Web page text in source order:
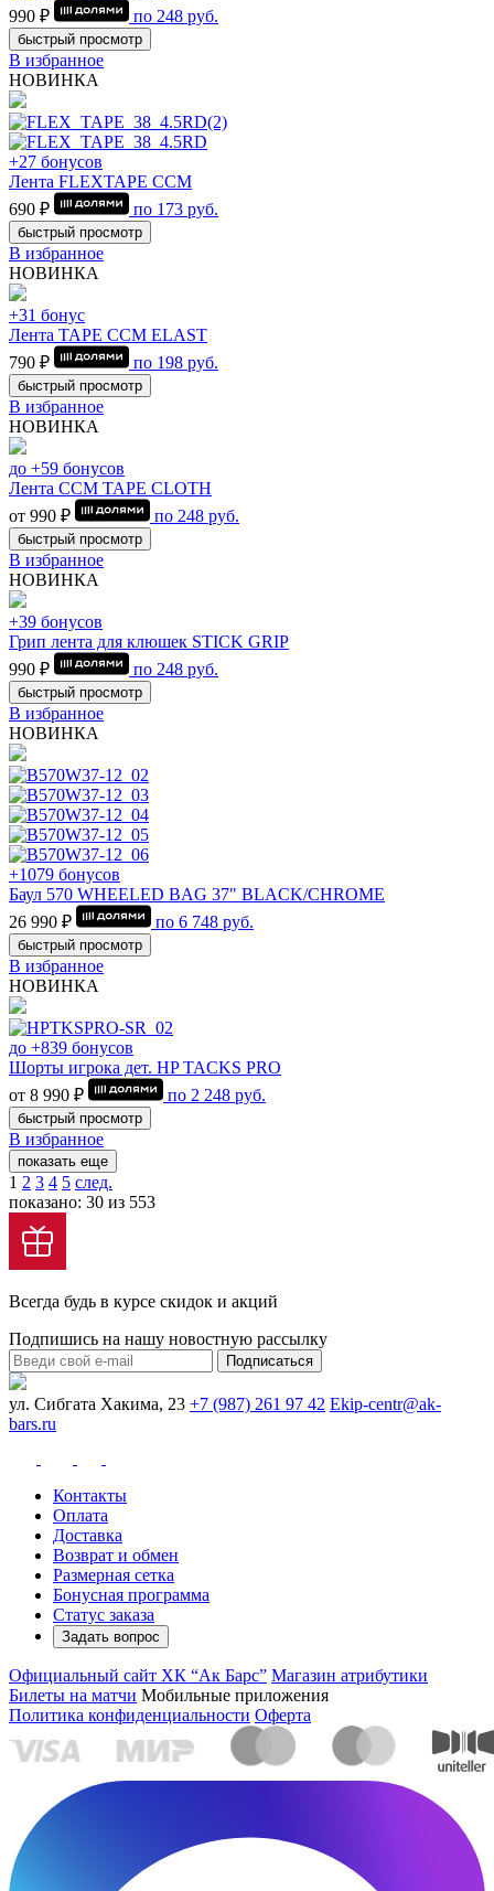
990 ₽
по 248 руб.
быстрый просмотр
В избранное
НОВИНКА
+27 бонусов
Лента FLEXTAPE CCM
690 ₽
по 173 руб.
быстрый просмотр
В избранное
НОВИНКА
+31 бонус
Лента TAPE CCM ELAST
790 ₽
по 198 руб.
быстрый просмотр
В избранное
НОВИНКА
до +59 бонусов
Лента CCM TAPE CLOTH
от 990 ₽
по 248 руб.
быстрый просмотр
В избранное
НОВИНКА
+39 бонусов
Грип лента для клюшек STICK GRIP
990 ₽
по 248 руб.
быстрый просмотр
В избранное
НОВИНКА
+1079 бонусов
Баул 570 WHEELED BAG 37" BLACK/CHROME
26 990 ₽
по 6 748 руб.
быстрый просмотр
В избранное
НОВИНКА
до +839 бонусов
Шорты игрока дет. HP TACKS PRO
от 8 990 ₽
по 2 248 руб.
быстрый просмотр
В избранное
показать еще
1 2 3 4 5 след.
показано: 30 из 553
Всегда будь в курсе скидок и акций
Подпишись на нашу новостную рассылку
Подписаться
ул. Сибгата Хакима, 23 +7 (987) 261 97 42 Ekip-centr@ak-
bars.ru
Контакты
Оплата
Доставка
Возврат и обмен
Размерная сетка
Бонусная программа
Статус заказа
Задать вопрос
Официальный сайт ХК “Ак Барс” Магазин атрибутики
Билеты на матчи Мобильные приложения
Политика конфиденциальности Оферта